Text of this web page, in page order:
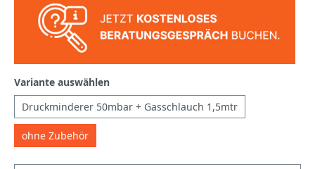
Variante auswählen
Druckminderer 50mbar + Gasschlauch 1,5mtr
ohne Zubehör